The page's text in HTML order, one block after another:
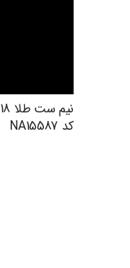
کد NA15587